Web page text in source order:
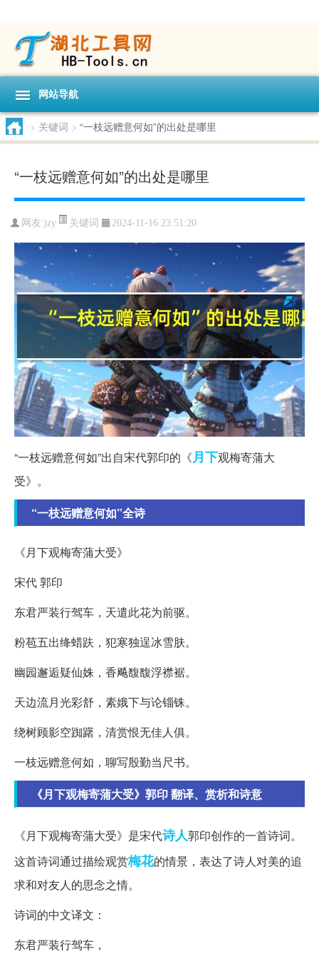
网站导航
> 关键词 > “一枝远赠意何如”的出处是哪里
“一枝远赠意何如”的出处是哪里
网友:jzy 关键词 2024-11-16 23:51:20
“一枝远赠意何如”出自宋代郭印的《月下观梅寄蒲大
受》。
“一枝远赠意何如”全诗
《月下观梅寄蒲大受》
宋代 郭印
东君严装行驾车，天遣此花为前驱。
粉苞五出绛蜡趺，犯寒独逞冰雪肤。
幽园邂逅疑仙姝，香飚馥馥浮襟裾。
天边流月光彩舒，素娥下与论锱铢。
绕树顾影空踟躇，清赏恨无佳人俱。
一枝远赠意何如，聊写殷勤当尺书。
《月下观梅寄蒲大受》郭印 翻译、赏析和诗意
《月下观梅寄蒲大受》是宋代诗人郭印创作的一首诗词。
这首诗词通过描绘观赏梅花的情景，表达了诗人对美的追
求和对友人的思念之情。
诗词的中文译文：
东君严装行驾车，